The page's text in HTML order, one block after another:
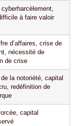
à faire valoir
d’affaires, crise de
nécessité de
de crise
la notoriété, capital
redéfinition de
capital